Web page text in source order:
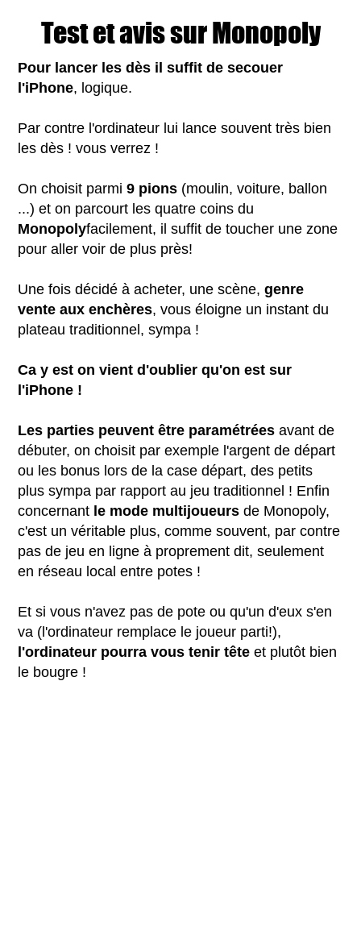
Test et avis sur Monopoly
Pour lancer les dès il suffit de secouer
l'iPhone, logique.
Par contre l'ordinateur lui lance souvent très bien
les dès ! vous verrez !
On choisit parmi 9 pions (moulin, voiture, ballon
...) et on parcourt les quatre coins du
Monopolyfacilement, il suffit de toucher une zone
pour aller voir de plus près!
Une fois décidé à acheter, une scène,genre
vente aux enchères, vous éloigne un instant du
plateau traditionnel, sympa !
Ca y est on vient d'oublier qu'on est sur
l'iPhone !
Les parties peuvent être paramétrées avant de
débuter, on choisit par exemple l'argent de départ
ou les bonus lors de la case départ, des petits
plus sympa par rapport au jeu traditionnel ! Enfin
concernant le mode multijoueurs de Monopoly,
c'est un véritable plus, comme souvent, par contre
pas de jeu en ligne à proprement dit, seulement
en réseau local entre potes !
Et si vous n'avez pas de pote ou qu'un d'eux s'en
va (l'ordinateur remplace le joueur parti!),
l'ordinateur pourra vous tenir tête et plutôt bien
le bougre !